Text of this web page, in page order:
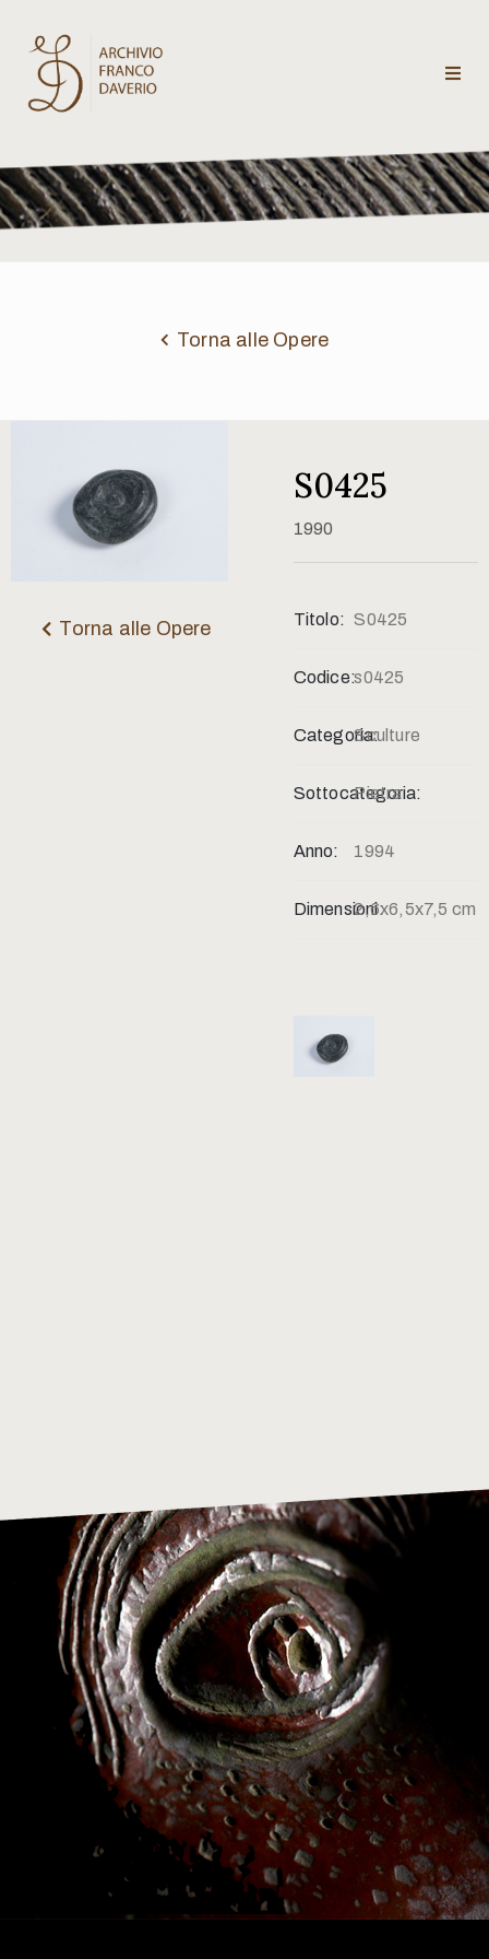
Archivio
Franco
Daverio
critici
Contatti
Torna alle Opere
Torna alle Opere
S0425
1990
Titolo: S0425
Codice:s0425
Categoria:Sculture
Sottocategoria:
Pietra
Anno: 1994
Dimensioni:2,6x6,5x7,5 cm